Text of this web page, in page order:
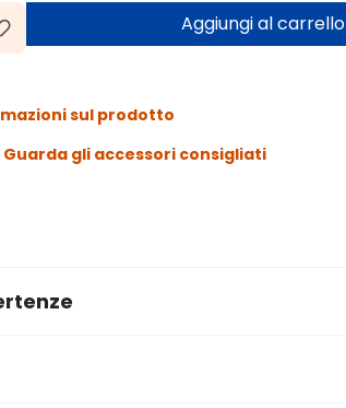
Aggiungi al carrello
sul prodotto
Guarda gli accessori consigliati